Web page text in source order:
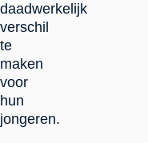
daadwerkelijk
verschil
te
maken
voor
hun
jongeren.